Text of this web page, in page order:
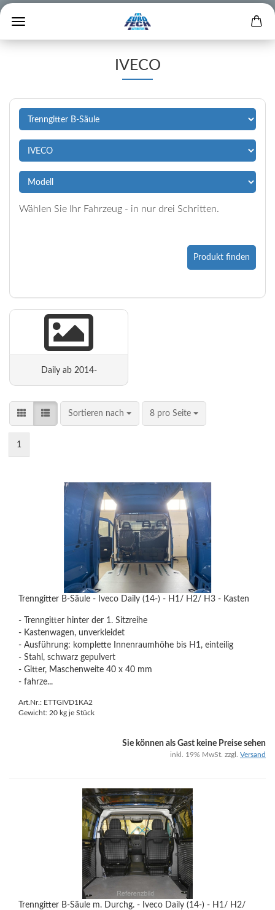
IVECO
Wählen Sie Ihr Fahrzeug - in nur drei Schritten.
Produkt finden
Daily ab 2014-
Sortieren nach 8 pro Seite
1
Trenngitter B-Säule - Iveco Daily (14-) - H1/ H2/ H3 - Kasten
- Trenngitter hinter der 1. Sitzreihe
- Kastenwagen, unverkleidet
- Ausführung: komplette Innenraumhöhe bis H1, einteilig
- Stahl, schwarz gepulvert
- Gitter, Maschenweite 40 x 40 mm
- fahrze...
Art.Nr.: ETTGIVD1KA2
Gewicht: 20 kg je Stück
Sie können als Gast keine Preise sehen
inkl. 19% MwSt. zzgl. Versand
Trenngitter B-Säule m. Durchg. - Iveco Daily (14-) - H1/ H2/